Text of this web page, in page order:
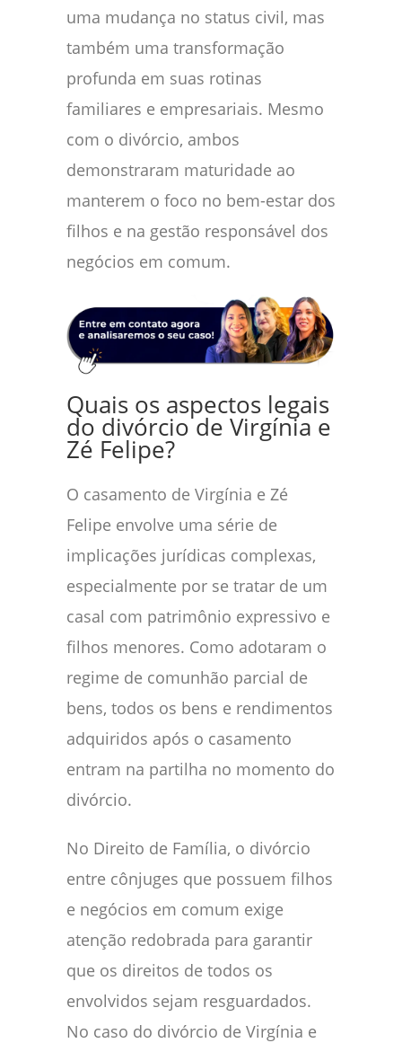
uma mudança no status civil, mas
também uma transformação
profunda em suas rotinas
familiares e empresariais. Mesmo
com o divórcio, ambos
demonstraram maturidade ao
manterem o foco no bem-estar dos
filhos e na gestão responsável dos
negócios em comum.
Quais os aspectos legais
do divórcio de Virgínia e
Zé Felipe?
O casamento de Virgínia e Zé
Felipe envolve uma série de
implicações jurídicas complexas,
especialmente por se tratar de um
casal com patrimônio expressivo e
filhos menores. Como adotaram o
regime de comunhão parcial de
bens, todos os bens e rendimentos
adquiridos após o casamento
entram na partilha no momento do
divórcio.
No Direito de Família, o divórcio
entre cônjuges que possuem filhos
e negócios em comum exige
atenção redobrada para garantir
que os direitos de todos os
envolvidos sejam resguardados.
No caso do divórcio de Virgínia e